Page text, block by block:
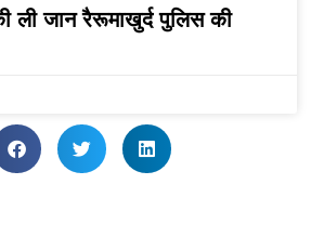
ली जान रैरूमाखुर्द पुलिस की